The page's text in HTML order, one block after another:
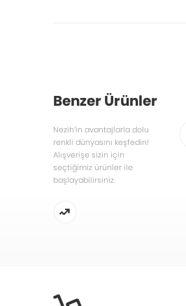
Benzer Ürünler
Nezih’in avantajlarla dolu
renkli dünyasını keşfedin!
Alışverişe sizin için
seçtiğimiz ürünler ile
başlayabilirsiniz.